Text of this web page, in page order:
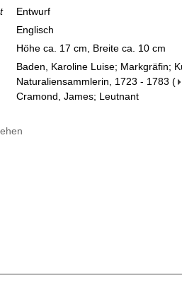
Entwurf
Englisch
Höhe ca. 17 cm, Breite ca. 10 cm
Baden, Karoline Luise; Markgräfin;
Naturaliensammlerin, 1723 - 1783 (
Cramond, James; Leutnant